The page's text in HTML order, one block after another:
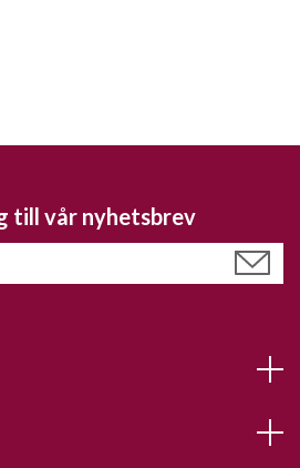
till vår nyhetsbrev